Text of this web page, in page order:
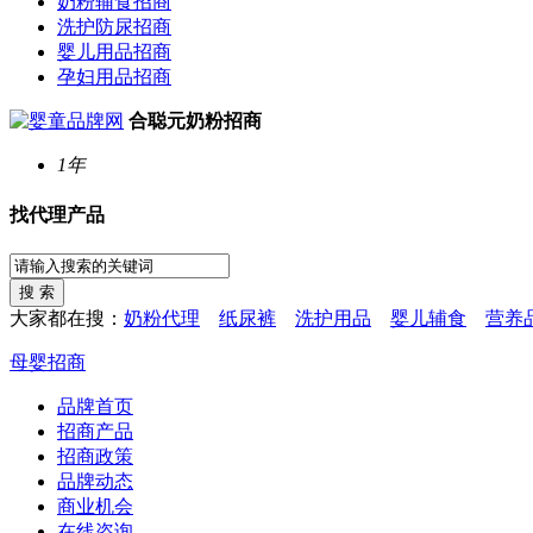
洗护防尿招商
婴儿用品招商
孕妇用品招商
合聪元奶粉招商
1年
找代理产品
大家都在搜： 奶粉代理 纸尿裤 洗护用品 婴儿辅食 营养
母婴招商
品牌首页
招商产品
招商政策
品牌动态
商业机会